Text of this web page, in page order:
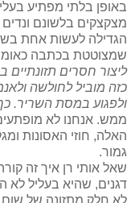
באופן בלתי מפתיע
מצקצקים בלשונם
שמצוטטת בכתבה
ליצור חסרים תזונתיים
כזה מוביל לחולשה
ולפגוע במסת השריר.
ממש. אנחנו לא
האלה, חוזי האסונות
גמור.
שאל אותי רן איך זה
דגנים, שהיא בעליל
לא חלק מתזונה של